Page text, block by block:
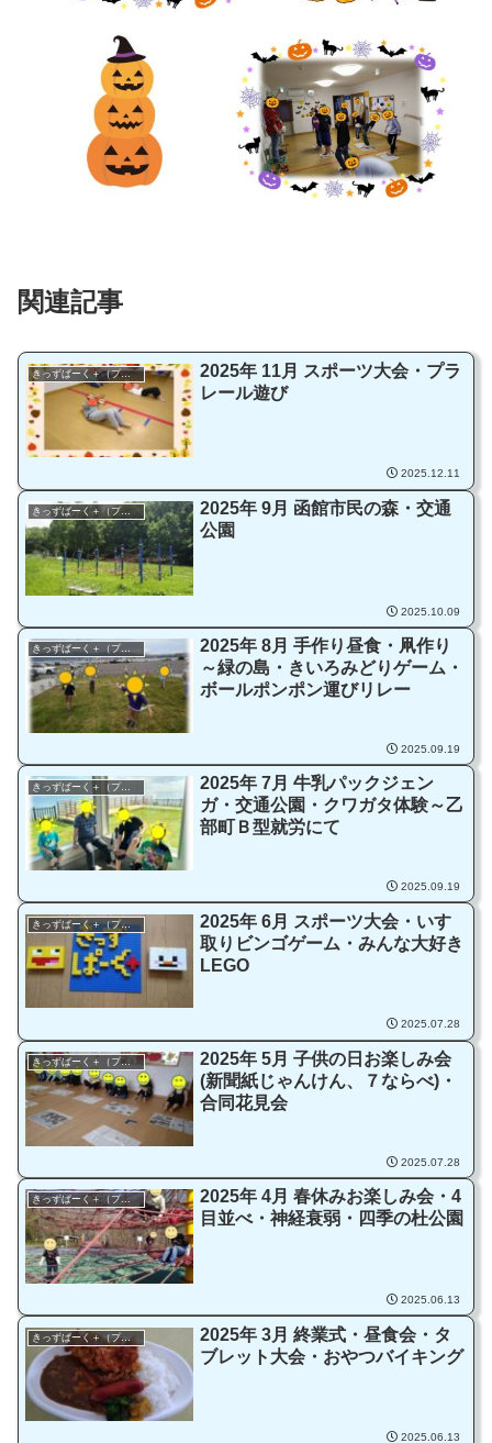
関連記事
きっずぱーく＋（プラス）
2025年 11月 スポーツ大会・プラ
レール遊び
2025.12.11
きっずぱーく＋（プラス）
2025年 9月 函館市民の森・交通
公園
2025.10.09
きっずぱーく＋（プラス）
2025年 8月 手作り昼食・凧作り
～緑の島・きいろみどりゲーム・
ボールポンポン運びリレー
2025.09.19
きっずぱーく＋（プラス）
2025年 7月 牛乳パックジェン
ガ・交通公園・クワガタ体験～乙
部町Ｂ型就労にて
2025.09.19
きっずぱーく＋（プラス）
2025年 6月 スポーツ大会・いす
取りビンゴゲーム・みんな大好き
LEGO
2025.07.28
きっずぱーく＋（プラス）
2025年 5月 子供の日お楽しみ会
(新聞紙じゃんけん、７ならべ)・
合同花見会
2025.07.28
きっずぱーく＋（プラス）
2025年 4月 春休みお楽しみ会・4
目並べ・神経衰弱・四季の杜公園
2025.06.13
きっずぱーく＋（プラス）
2025年 3月 終業式・昼食会・タ
ブレット大会・おやつバイキング
2025.06.13